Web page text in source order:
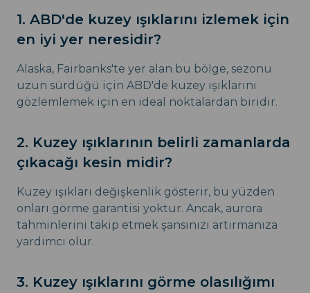
1. ABD'de kuzey ışıklarını izlemek için
en iyi yer neresidir?
Alaska, Fairbanks'te yer alan bu bölge, sezonu
uzun sürdüğü için ABD'de kuzey ışıklarını
gözlemlemek için en ideal noktalardan biridir.
2. Kuzey ışıklarının belirli zamanlarda
çıkacağı kesin midir?
Kuzey ışıkları değişkenlik gösterir, bu yüzden
onları görme garantisi yoktur. Ancak, aurora
tahminlerini takip etmek şansınızı artırmanıza
yardımcı olur.
3. Kuzey ışıklarını görme olasılığımı